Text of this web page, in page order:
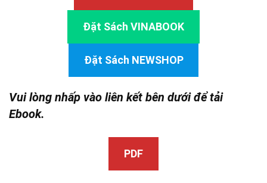
Đặt Sách VINABOOK
Đặt Sách NEWSHOP
Vui lòng nhấp vào liên kết bên dưới để tải
Ebook.
PDF